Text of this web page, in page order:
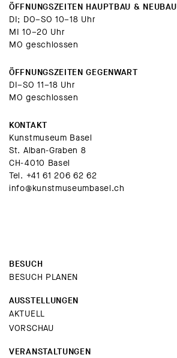
ÖFFNUNGSZEITEN HAUPTBAU & NEUBAU
DI; DO–SO 10–18 Uhr
MI 10–20 Uhr
MO geschlossen
ÖFFNUNGSZEITEN GEGENWART
DI–SO 11–18 Uhr
MO geschlossen
KONTAKT
Kunstmuseum Basel
St. Alban-Graben 8
CH-4010 Basel
Tel. +41 61 206 62 62
info@kunstmuseumbasel.ch
BESUCH
BESUCH PLANEN
AUSSTELLUNGEN
AKTUELL
VORSCHAU
VERANSTALTUNGEN